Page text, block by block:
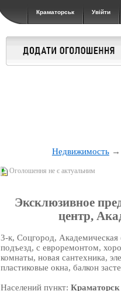
Краматорськ Увійти
Недвижимость
Оголошення не є актуальним
Эксклюзивное
центр,
3-к, Соцгород,
подъезд, с евроремонтом,
комнаты, новая сантехника,
пластиковые окна, балкон
Населений пункт:Краматорск